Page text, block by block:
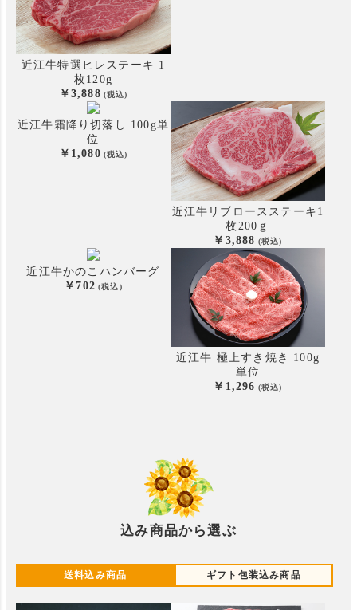
近江牛特選ヒレステーキ 1
枚120g
3,888
近江牛霜降り切落し 100g単
位
1,080
近江牛リブロースステーキ 1
枚200ｇ
3,888
近江牛かのこハンバーグ
702
近江牛 極上すき焼き 100g
単位
1,296
込み商品から選ぶ
送料込み商品 ギフト包装込み商品